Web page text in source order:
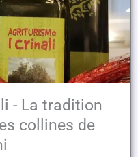
- La tradition
collines de